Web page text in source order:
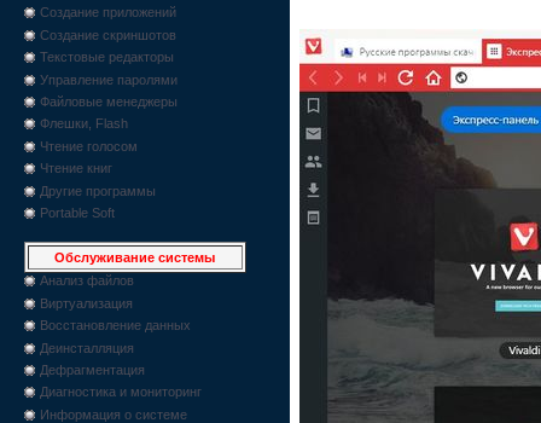
Создание приложений
Создание скриншотов
Текстовые редакторы
Управление паролями
Файловые менеджеры
Флешки, Flash
Чтение голосом
Чтение книг
Другие программы
Portable Soft
Обслуживание системы
Анализ файлов
Виртуализация
Восстановление данных
Деинсталляция
Дефрагментация
Диагностика и мониторинг
Информация о системе